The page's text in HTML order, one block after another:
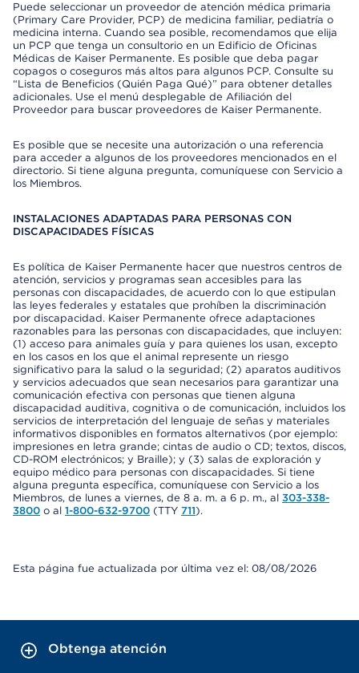
Puede seleccionar un proveedor de atención médica primaria
(Primary Care Provider, PCP) de medicina familiar, pediatría o
medicina interna. Cuando sea posible, recomendamos que elija
un PCP que tenga un consultorio en un Edificio de Oficinas
Médicas de Kaiser Permanente. Es posible que deba pagar
copagos o coseguros más altos para algunos PCP. Consulte su
“Lista de Beneficios (Quién Paga Qué)” para obtener detalles
adicionales. Use el menú desplegable de Afiliación del
Proveedor para buscar proveedores de Kaiser Permanente.
Es posible que se necesite una autorización o una referencia
para acceder a algunos de los proveedores mencionados en el
directorio. Si tiene alguna pregunta, comuníquese con Servicio a
los Miembros.
INSTALACIONES ADAPTADAS PARA PERSONAS CON
DISCAPACIDADES FÍSICAS
Es política de Kaiser Permanente hacer que nuestros centros de
atención, servicios y programas sean accesibles para las
personas con discapacidades, de acuerdo con lo que estipulan
las leyes federales y estatales que prohíben la discriminación
por discapacidad. Kaiser Permanente ofrece adaptaciones
razonables para las personas con discapacidades, que incluyen:
(1) acceso para animales guía y para quienes los usan, excepto
en los casos en los que el animal represente un riesgo
significativo para la salud o la seguridad; (2) aparatos auditivos
y servicios adecuados que sean necesarios para garantizar una
comunicación efectiva con personas que tienen alguna
discapacidad auditiva, cognitiva o de comunicación, incluidos los
servicios de interpretación del lenguaje de señas y materiales
informativos disponibles en formatos alternativos (por ejemplo:
impresiones en letra grande; cintas de audio o CD; textos, discos,
CD-ROM electrónicos; y Braille); y (3) salas de exploración y
equipo médico para personas con discapacidades. Si tiene
alguna pregunta específica, comuníquese con Servicio a los
Miembros, de lunes a viernes, de 8 a. m. a 6 p. m., al 303-338-
3800 o al 1-800-632-9700 (TTY 711).
Esta página fue actualizada por última vez el: 08/08/2026
Obtenga atención